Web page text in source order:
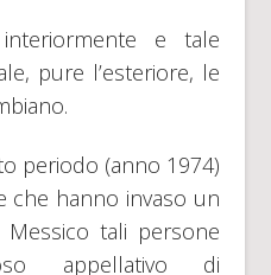
e tale
pure l’esteriore, le
periodo (anno 1974)
che hanno invaso un
tali persone
appellativo di